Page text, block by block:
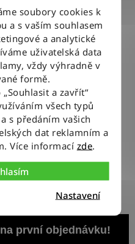
soubory cookies k
a s vaším souhlasem
a analytické
uživatelská data
vždy výhradně v
formě.
a zavřít“
všech typů
s předáním vašich
dat reklamním a
Více informací zde.
Nastavení
zdarma po celé ČR
pracovní den do 12:00
na našem skladě
vyměníme do 14 dnů od jeho
první objednávku!